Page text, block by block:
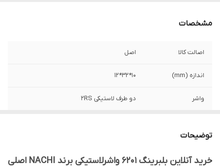
مشخصات
اصالت کالا اصل
اندازه (mm) 10*32*12
واشر دو طرف لاستیکی 2RS
داخلی)
کشور ساخت تایلند
توضیحات
خرید آنلاین بلبرینگ 6201 واشرلاستیکی برند NACHI اصلی